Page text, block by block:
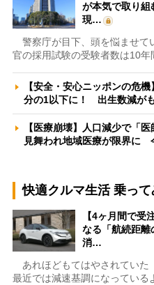
が本気で取り
現…
警察庁が目下、頭を悩ませて
官の採用試験の受験者数は10
【安全・安心ニッポンの危
分の1以下に！ 出生数減が
【医療崩壊】人口減少で「
見舞われ地域医療が限界に
快適クルマ生活 乗っ
【4ヶ月間で受
なる「航続距離
消…
あれほどもてはやされていた
最近では減速基調になってい